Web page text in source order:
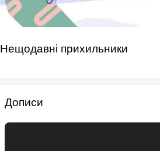
Нещодавні прихильники
Дописи